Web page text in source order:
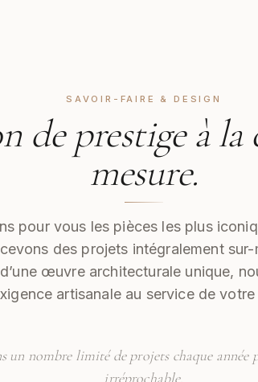
SAVOIR-FAIRE & DESIGN
de prestige à
mesure.
pour vous les pièces les plus
des projets intégralement sur-
œuvre architecturale unique,
artisanale au service de
un nombre limité de projets chaque
irréprochable.